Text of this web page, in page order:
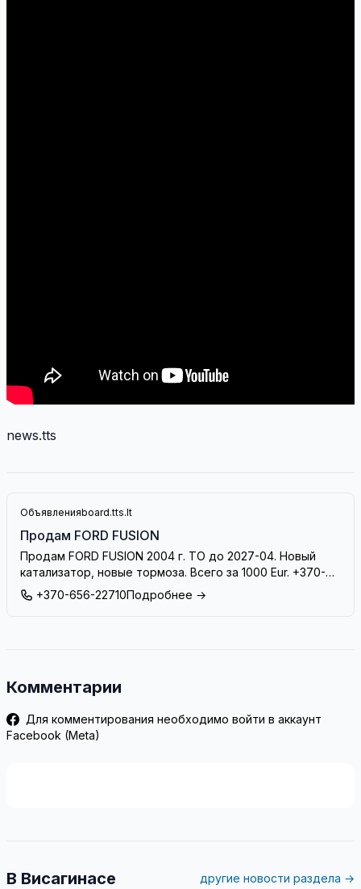
news.tts
Объявленияboard.tts.lt
Продам FORD FUSION
Продам FORD FUSION 2004 г. ТО до 2027-04. Новый
катализатор, новые тормоза. Всего за 1000 Eur. +370-
656-22710
+370-656-22710Подробнее →
Комментарии
Для комментирования необходимо войти в аккаунт
Facebook (Meta)
В Висагинасе другие новости раздела →